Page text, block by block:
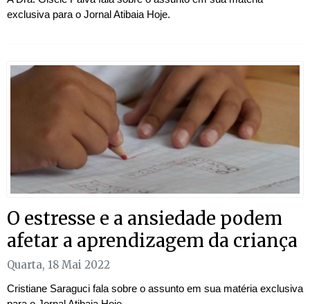
exclusiva para o Jornal Atibaia Hoje.
O estresse e a ansiedade podem
afetar a aprendizagem da criança
Quarta, 18 Mai 2022
Cristiane Saraguci fala sobre o assunto em sua matéria exclusiva